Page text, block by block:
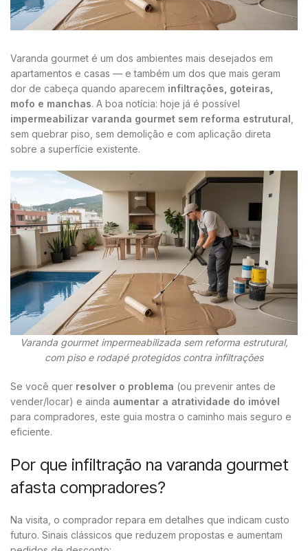
Varanda gourmet é um dos ambientes mais desejados em
apartamentos e casas — e também um dos que mais geram
dor de cabeça quando aparecem infiltrações, goteiras,
mofo e manchas. A boa notícia: hoje já é possível
impermeabilizar varanda gourmet sem reforma estrutural
sem quebrar piso, sem demolição e com aplicação direta
sobre a superfície existente.
Varanda gourmet impermeabilizada sem reforma estrutural,
com piso e rodapé protegidos contra infiltrações
Se você quer resolver o problema (ou prevenir antes de
vender/locar) e ainda aumentar a atratividade do imóvel
para compradores, este guia mostra o caminho mais seguro e
eficiente.
Por que infiltração na varanda gourmet
afasta compradores?
Na visita, o comprador repara em detalhes que indicam custo
futuro. Sinais clássicos que reduzem propostas e aumentam